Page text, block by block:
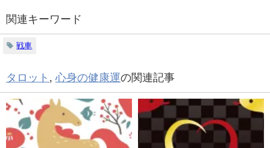
関連キーワード
戦車
タロット , 心身の健康運の関連記事